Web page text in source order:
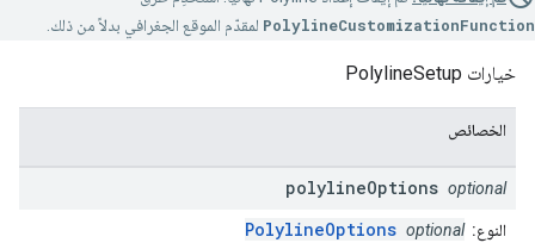
PolylineCustomizationFunction لمقدّم الموقع الجغرافي بدلاً من ذلك.
خيارات PolylineSetup
الخصائص
polylineOptions optional
النوع: PolylineOptions optional